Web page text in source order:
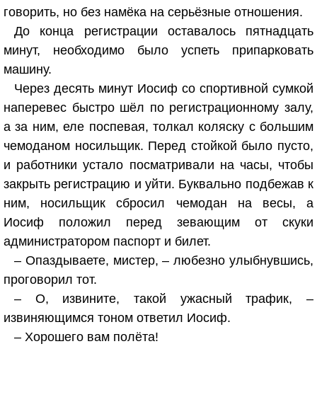
говорить, но без намёка на серьёзные отношения.
До конца регистрации оставалось пятнадцать
минут, необходимо было успеть припарковать
машину.
Через десять минут Иосиф со спортивной сумкой
наперевес быстро шёл по регистрационному залу,
а за ним, еле поспевая, толкал коляску с большим
чемоданом носильщик. Перед стойкой было пусто,
и работники устало посматривали на часы, чтобы
закрыть регистрацию и уйти. Буквально подбежав к
ним, носильщик сбросил чемодан на весы, а
Иосиф положил перед зевающим от скуки
администратором паспорт и билет.
– Опаздываете, мистер, – любезно улыбнувшись,
проговорил тот.
– О, извините, такой ужасный трафик, –
извиняющимся тоном ответил Иосиф.
– Хорошего вам полёта!